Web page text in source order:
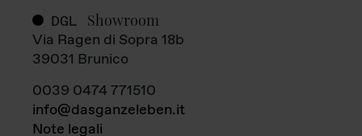
DGL Showroom
Via Ragen di Sopra 18b
39031 Brunico
0039 0474 771510
info@dasganzeleben.it
Note legali